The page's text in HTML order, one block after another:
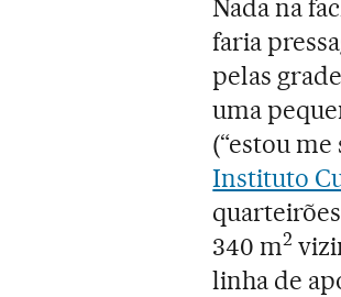
Nada na
faria
pelas
uma
(“estou
Instituto
340 m2
linha de